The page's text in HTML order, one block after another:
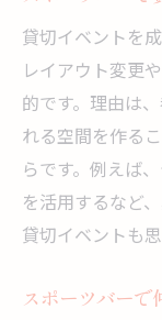
貸切イベントを
レイアウト変更
的です。理由は
れる空間を作る
らです。例えば
を活用するなど
貸切イベントも
スポーツバーで